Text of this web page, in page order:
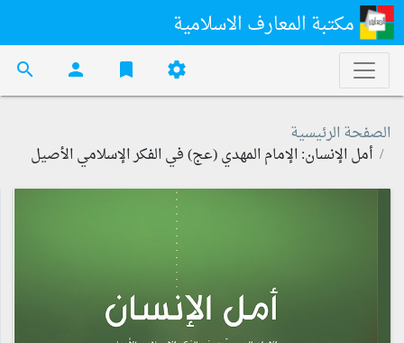
مكتبة المعارف الاسلامية
settings
bookmark
person
search
الصفحة الرئيسية
أمل الإنسان: الإمام المهدي (عج) في الفكر الإسلامي الأصيل